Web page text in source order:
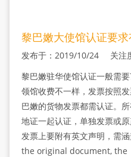
黎巴嫩大使馆认证要
发布于：2019/10/24 关注
黎巴嫩驻华使馆认证一般需
领馆收费不一样，发票按照
巴嫩的货物发票都需认证。
地证一起认证，单独发票或
发票上要附有英文声明，需
the original document, the